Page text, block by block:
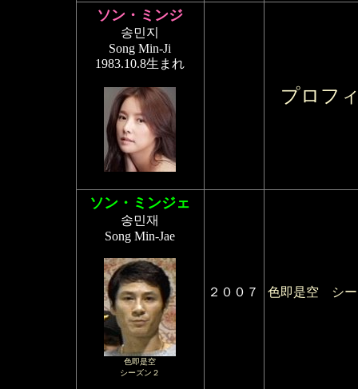
ソン・ミンジ
송민지
Song Min-Ji
1983.10.8生まれ
プロフ
ソン・ミンジェ
송민재
Song Min-Jae
色即是空
シーズン２
２００７ 色即是空 シー